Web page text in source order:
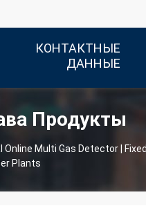
КОНТАКТНЫЕ
ДАННЫЕ
Продукты
Multi Gas Detector |
Plants